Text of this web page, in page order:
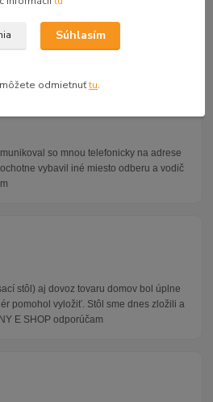
ZÁKAZNÍKOV
★★★★★
so mnou telefonicky na adrese
vybavil iné miesto odberu a vodič
stôl) aj dovoz tovaru domov bol úplne
pomohol vyložiť. Stôl sme dnes zložili a
E SHOP odporúčam
Súhlasím
odmietnuťtu.